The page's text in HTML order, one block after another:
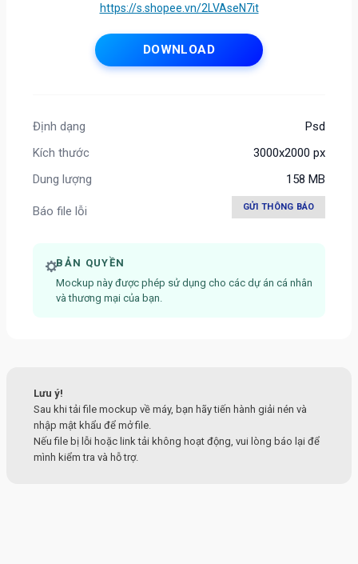
https://s.shopee.vn/2LVAseN7it
DOWNLOAD
Định dạng
Psd
Kích thước
3000x2000 px
Dung lượng
158 MB
Báo file lỗi GỬI THÔNG BÁO
BẢN QUYỀN
Mockup này được phép sử dụng cho các dự án cá nhân
và thương mại của bạn.
Lưu ý!
Sau khi tải file mockup về máy, bạn hãy tiến hành giải nén và
nhập mật khẩu để mở file.
Nếu file bị lỗi hoặc link tải không hoạt động, vui lòng báo lại để
mình kiểm tra và hỗ trợ.